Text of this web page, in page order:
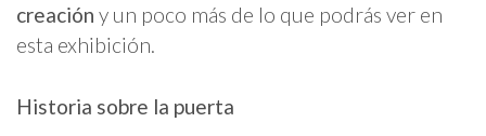
creación y un poco más de lo que podrás ver en
esta exhibición.
Historia sobre la puerta